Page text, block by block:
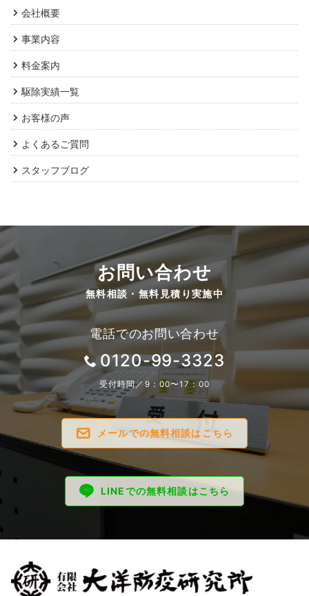
会社概要
事業内容
料金案内
駆除実績一覧
お客様の声
よくあるご質問
スタッフブログ
お問い合わせ
無料相談・無料見積り実施中
電話でのお問い合わせ
0120-99-3323
受付時間／9：00〜17：00
メールでの無料相談はこちら
LINEでの無料相談はこちら